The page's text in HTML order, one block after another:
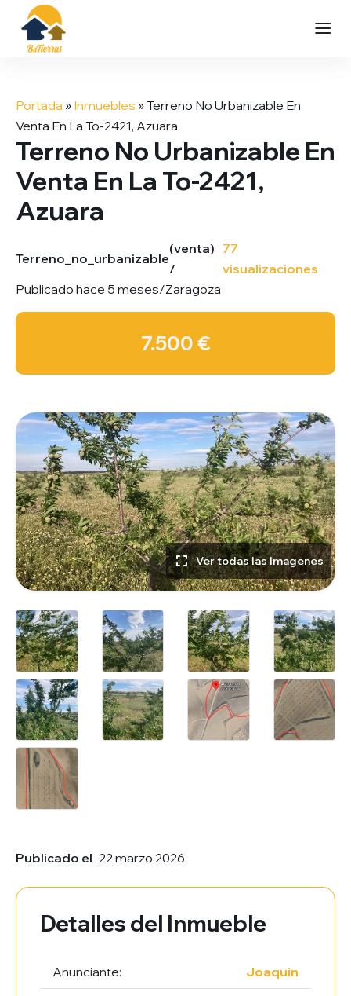
contenido
Portada » Inmuebles » Terreno No Urbanizable En
Venta En La To-2421, Azuara
Terreno No Urbanizable En
Venta En La To-2421,
Azuara
Terreno_no_urbanizable
(venta)
/
77
visualizaciones
Publicado hace 5 meses/Zaragoza
7.500 €
Ver todas las Imagenes
Publicado el 22 marzo 2026
Detalles del Inmueble
Anunciante: Joaquin